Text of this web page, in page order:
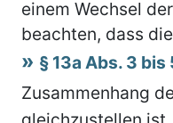
einem Wechsel
beachten, dass
§ 13a Abs. 3 bis
Zusammenhang